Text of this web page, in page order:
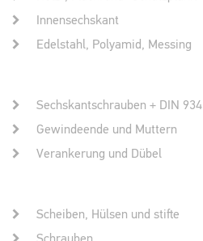
Innensechskant
Edelstahl, Polyamid, Messing
Sechskantschrauben + DIN 934
Gewindeende und Muttern
Verankerung und Dübel
Scheiben, Hülsen und stifte